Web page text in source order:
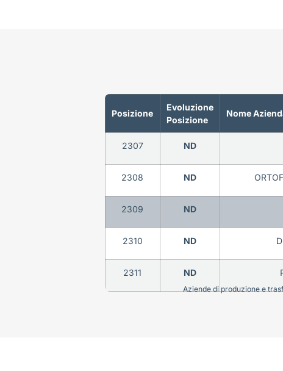
Posizione
Evoluzione
Posizione
Nome
2307 ND
2308 ND
2309 ND
2310 ND
2311 ND
Aziende di produzione e